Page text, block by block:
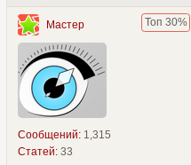
Топ 30%
Мастер
Сообщений: 1,315
Статей: 33